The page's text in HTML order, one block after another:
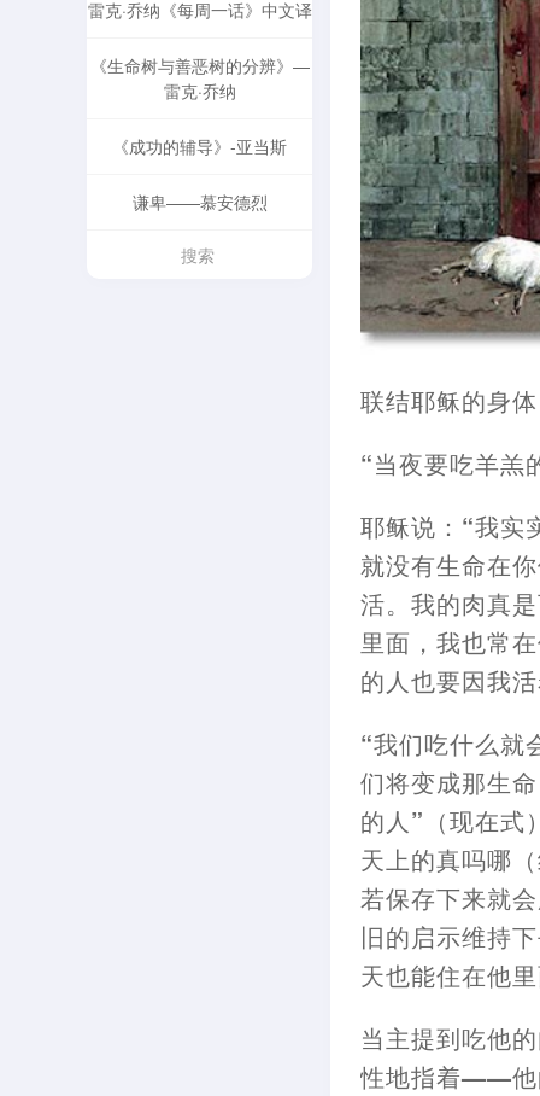
雷克·乔纳《每周一话》中文译
《生命树与善恶树的分辨》—
雷克·乔纳
《成功的辅导》-亚当斯
谦卑——慕安德烈
联结耶稣的身体
“当夜要吃羊羔
耶稣说 ： “我实
就没有生命在
活。我的肉真
里面 ，我也常
的人也要因我
“我们吃什么就
们将变成那生
的人” （现在式
天上的真吗哪 （
若保存下来就
旧的启示维持
天也能住在他
当主提到吃他
性地指着——